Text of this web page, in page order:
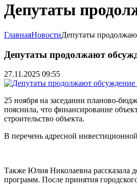
Депутаты
ГлавнаяНовостиДепутаты
Депутаты продолжают
27.11.2025 09:55
25 ноября на заседании планово-
пояснила, что финансирование
строительство объекта.
В перечень адресной
Также Юлия Николаевна рассказала
программ. После принятия